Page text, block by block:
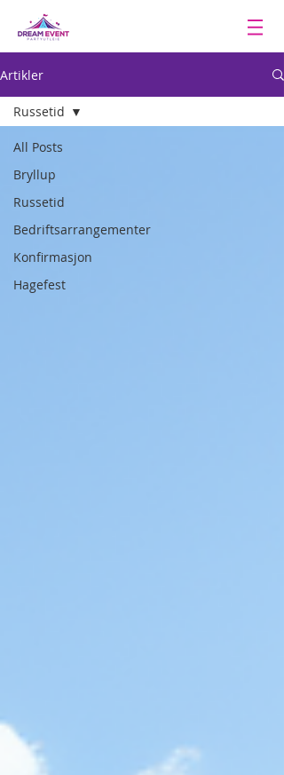
Artikler
All Posts
Bryllup
Russetid
Bedriftsarrangementer
Konfirmasjon
Hagefest
Russetid